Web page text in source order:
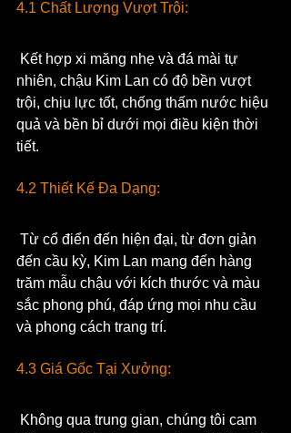
4.1 Chất Lượng Vượt Trội:
nhiên, chậu Kim Lan có độ bền vượt
trội, chịu lực tốt, chống thấm nước hiệu
quả và bền bỉ dưới mọi điều kiện thời
tiết.
4.2 Thiết Kế Đa Dạng:
đến cầu kỳ, Kim Lan mang đến hàng
trăm mẫu chậu với kích thước và màu
sắc phong phú, đáp ứng mọi nhu cầu
và phong cách trang trí.
4.3 Giá Gốc Tại Xưởng: